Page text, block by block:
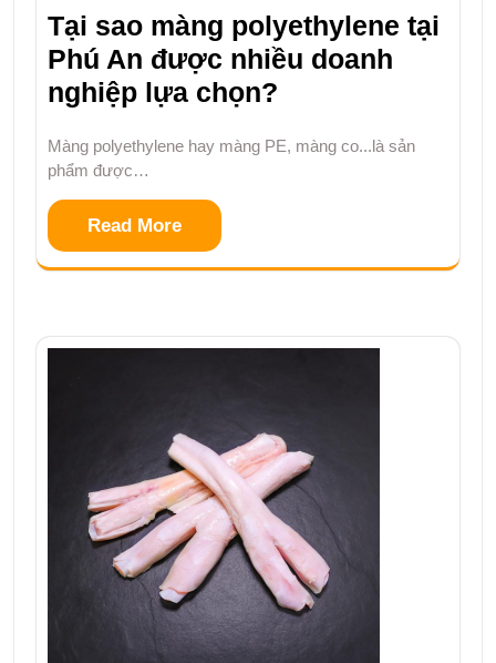
Tại sao màng polyethylene tại
Phú An được nhiều doanh
nghiệp lựa chọn?
Màng polyethylene hay màng PE, màng co...là sản
phẩm được…
Read More